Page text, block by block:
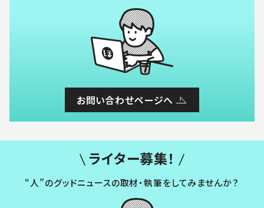
お問い合わせページへ
ライター募集！
“人”のグッドニュースの取材・執筆をしてみませんか？